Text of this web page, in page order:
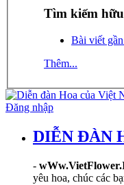
Tìm kiếm
Bài viết
Thêm...
Đăng nhập
DIỄN ĐÀN
-
yêu hoa, chúc các